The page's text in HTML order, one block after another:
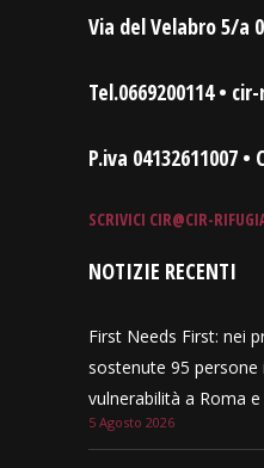
Via del Velabro 5/a
Tel.0669200114 •
P.iva 04132611007 •
SCRIVICI CIR@CIR-
NOTIZIE RECENTI
First Needs First: nei
sostenute 95 persone
vulnerabilità a Roma
5 Agosto 2026